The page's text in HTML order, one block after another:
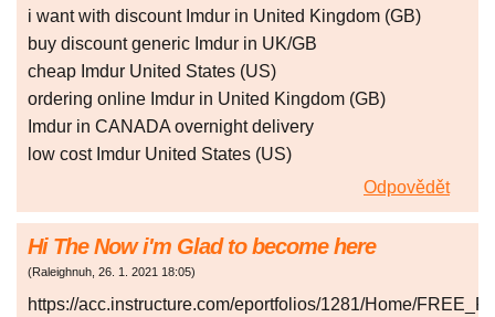
i want with discount Imdur in United Kingdom (GB)
buy discount generic Imdur in UK/GB
cheap Imdur United States (US)
ordering online Imdur in United Kingdom (GB)
Imdur in CANADA overnight delivery
low cost Imdur United States (US)
Odpovědět
Hi The Now i'm Glad to become here
(Raleighnuh, 26. 1. 2021 18:05)
https://acc.instructure.com/eportfolios/1281/Home/